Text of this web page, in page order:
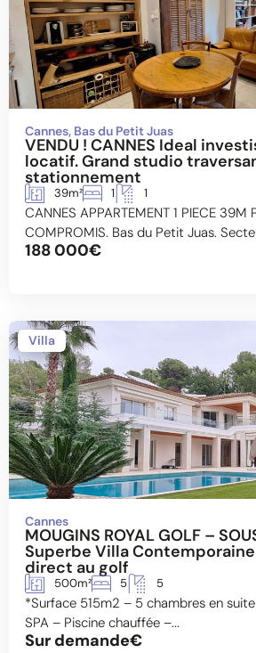
Cannes, Bas du Petit Juas
VENDU ! CANNES Ideal
locatif. Grand studio
stationnement
39m² 1 1
CANNES APPARTEMENT 1 PIECE 39M
COMPROMIS. Bas du Petit Juas.
188 000€
Villa
Cannes
MOUGINS ROYAL GOLF –
Superbe Villa
direct au golf
500m² 5 5
*Surface 515m2 – 5 chambres en
SPA – Piscine chauffée –...
Sur demande€